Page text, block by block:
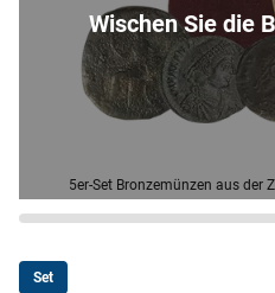
5er-Set Bronzemünzen aus der
Wischen Sie die
Set